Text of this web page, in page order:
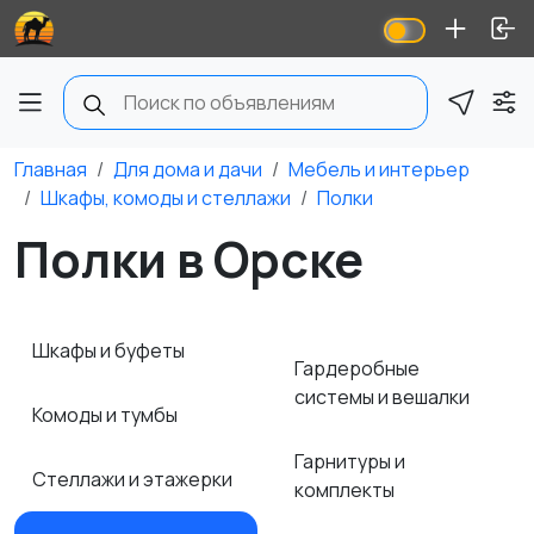
Главная Для дома и дачи
Мебель и интерьер
Шкафы, комоды и стеллажи
Полки
Полки в Орске
Шкафы и буфеты
Комоды и тумбы
Стеллажи и этажерки
Гардеробные
системы и вешалки
Гарнитуры и
комплекты